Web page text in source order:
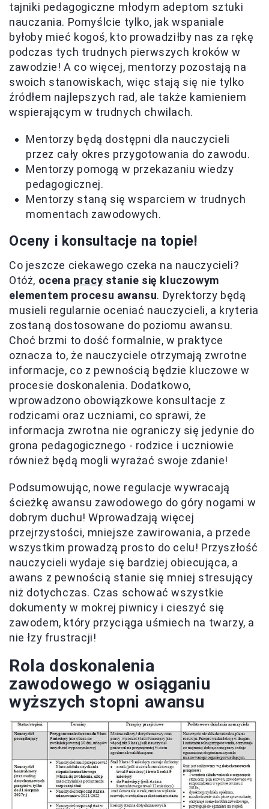
tajniki pedagogiczne młodym adeptom sztuki
nauczania. Pomyślcie tylko, jak wspaniale
byłoby mieć kogoś, kto prowadziłby nas za rękę
podczas tych trudnych pierwszych kroków w
zawodzie! A co więcej, mentorzy pozostają na
swoich stanowiskach, więc stają się nie tylko
źródłem najlepszych rad, ale także kamieniem
wspierającym w trudnych chwilach.
Mentorzy będą dostępni dla nauczycieli
przez cały okres przygotowania do zawodu.
Mentorzy pomogą w przekazaniu wiedzy
pedagogicznej.
Mentorzy staną się wsparciem w trudnych
momentach zawodowych.
Oceny i konsultacje na topie!
Co jeszcze ciekawego czeka na nauczycieli?
Otóż, ocena pracy stanie się kluczowym
elementem procesu awansu. Dyrektorzy będą
musieli regularnie oceniać nauczycieli, a kryteria
zostaną dostosowane do poziomu awansu.
Choć brzmi to dość formalnie, w praktyce
oznacza to, że nauczyciele otrzymają zwrotne
informacje, co z pewnością będzie kluczowe w
procesie doskonalenia. Dodatkowo,
wprowadzono obowiązkowe konsultacje z
rodzicami oraz uczniami, co sprawi, że
informacja zwrotna nie ograniczy się jedynie do
grona pedagogicznego - rodzice i uczniowie
również będą mogli wyrażać swoje zdanie!
Podsumowując, nowe regulacje wywracają
ścieżkę awansu zawodowego do góry nogami w
dobrym duchu! Wprowadzają więcej
przejrzystości, mniejsze zawirowania, a przede
wszystkim prowadzą prosto do celu! Przyszłość
nauczycieli wydaje się bardziej obiecująca, a
awans z pewnością stanie się mniej stresujący
niż dotychczas. Czas schować wszystkie
dokumenty w mokrej piwnicy i cieszyć się
zawodem, który przyciąga uśmiech na twarzy, a
nie łzy frustracji!
Rola doskonalenia
zawodowego w osiąganiu
wyższych stopni awansu